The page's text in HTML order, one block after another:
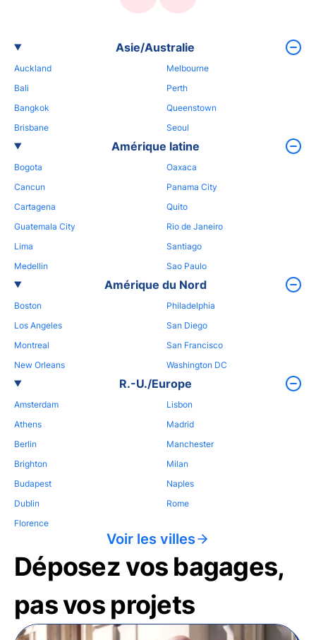
Asie/Australie
Auckland
Bali
Bangkok
Brisbane
Melbourne
Perth
Queenstown
Seoul
Amérique latine
Bogota
Cancun
Cartagena
Guatemala City
Lima
Medellin
Oaxaca
Panama City
Quito
Rio de Janeiro
Santiago
Sao Paulo
Amérique du Nord
Boston
Los Angeles
Montreal
New Orleans
Philadelphia
San Diego
San Francisco
Washington DC
R.-U./Europe
Amsterdam
Athens
Berlin
Brighton
Budapest
Dublin
Florence
Lisbon
Madrid
Manchester
Milan
Naples
Rome
Voir les villes
Déposez vos bagages,
pas vos projets